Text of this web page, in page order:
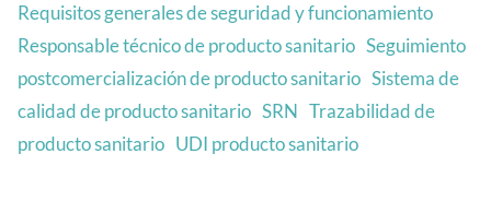
Requisitos generales de seguridad y funcionamiento
Responsable técnico de producto sanitario Seguimiento
postcomercialización de producto sanitario Sistema de
calidad de producto sanitario SRN Trazabilidad de
producto sanitario UDI producto sanitario